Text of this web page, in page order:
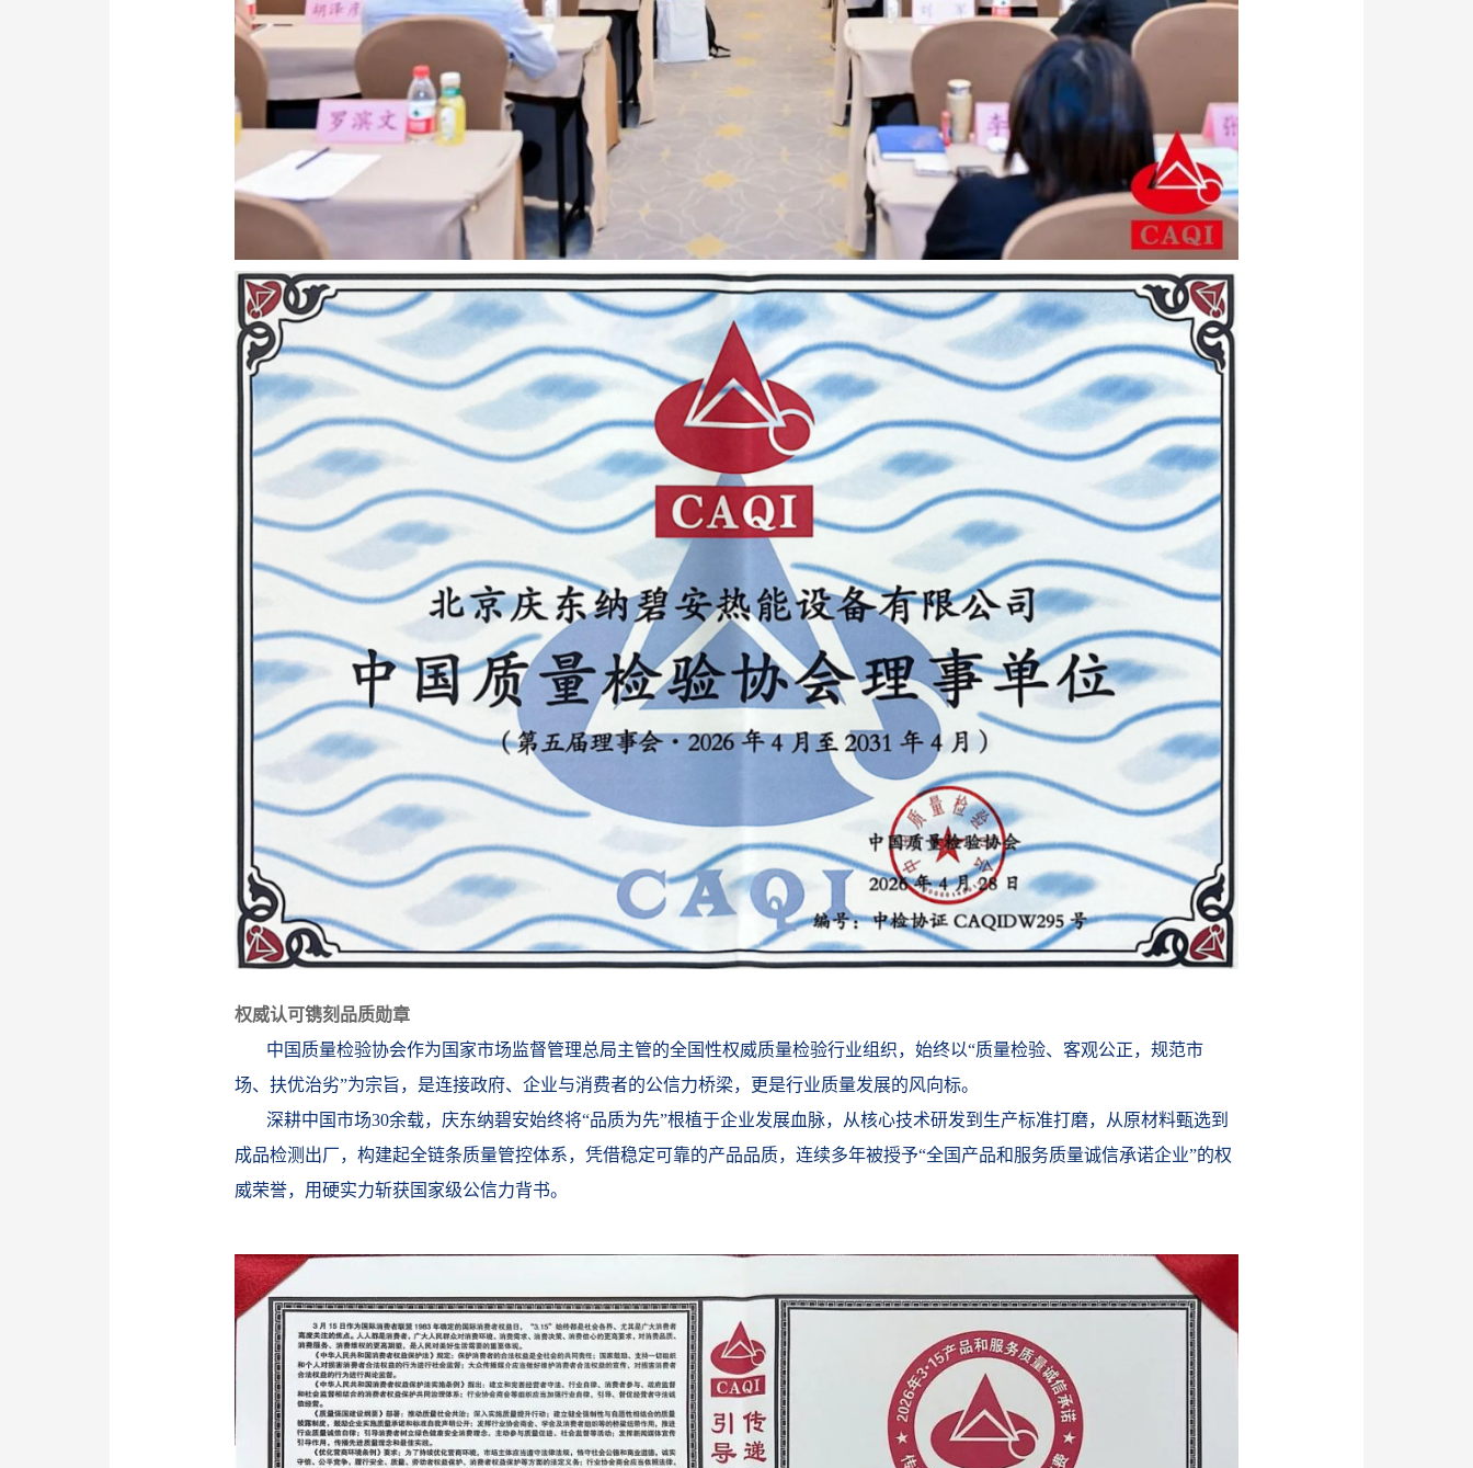
权威认可镌刻品质勋章
中国质量检验协会作为国家市场监督管理总局主管的全国性权威质量检验行业组织，始终以“质量检验、客观公正，规范市
场、扶优治劣”为宗旨，是连接政府、企业与消费者的公信力桥梁，更是行业质量发展的风向标。
深耕中国市场30余载，庆东纳碧安始终将“品质为先”根植于企业发展血脉，从核心技术研发到生产标准打磨，从原材料甄选到
成品检测出厂，构建起全链条质量管控体系，凭借稳定可靠的产品品质，连续多年被授予“全国产品和服务质量诚信承诺企业”的权
威荣誉，用硬实力斩获国家级公信力背书。